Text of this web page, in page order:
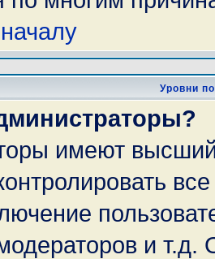
Уровни
имеют
и